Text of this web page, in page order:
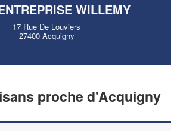
WILLEMY
17 Rue De Louviers
27400 Acquigny
proche d'Acquigny